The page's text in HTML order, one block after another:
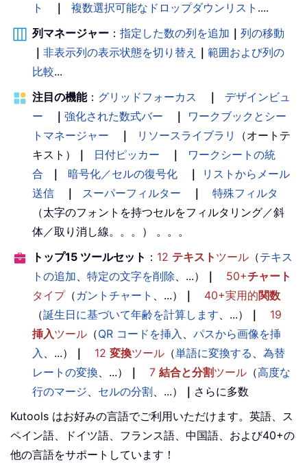
ト
｜ 複数選択可能なドロップダウンリスト ....
列マネージャー ： 指定した数の列を追加 ｜ 列の移動
｜ 非表示列の表示状態を切り替え ｜ 範囲および列の
比較...
注目の機能： グリッドフォーカス ｜
デザインビュ
ー
｜ 強化された数式バー ｜
ワークブックとシー
トマネージャー
｜ リソースライブラリ
（オートテ
キスト）
｜ 日付ピッカー ｜
ワークシートの統
合
｜ 暗号化／セルの復号化 ｜
リストからメール
送信
｜ スーパーフィルター ｜
特殊フィルタ
（太字のフォントを持つセルをフィルタリング／斜
体／取り消し線。。。） 。。。
トップ15 ツールセット ： 12 テキスト ツール （テキス
トの追加、 特定の文字を削除、...） ｜ 50+チャート
タイプ（ ガントチャート 、...） ｜ 40+実用的関数
（誕生日に基づいて年齢を計算します、...） ｜
19
挿入ツール （QR コードを挿入 、 パスから画像を挿
入 、...） ｜ 12 変換ツール （単語に変換する 、 為替
レートの変換、...） ｜ 7 結合と分割ツール （高度な
行のマージ、 セルの分割、...） ｜ さらに多数
Kutools はお好みの言語でご利用いただけます。英語、ス
ペイン語、ドイツ語、フランス語、中国語、および40+の
他の言語をサポートしています！